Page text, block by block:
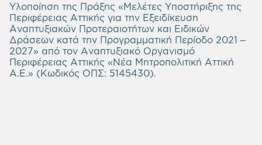
Υλοποίηση της Πράξης «Μελέτες Υποστήριξης της
Περιφέρειας Αττικής για την Εξειδίκευση
Αναπτυξιακών Προτεραιοτήτων και Ειδικών
Δράσεων κατά την Προγραμματική Περίοδο 2021 –
2027» από τον Αναπτυξιακό Οργανισμό
Περιφέρειας Αττικής «Νέα Μητροπολιτική Αττική
Α.Ε.» (Κωδικός ΟΠΣ: 5145430).